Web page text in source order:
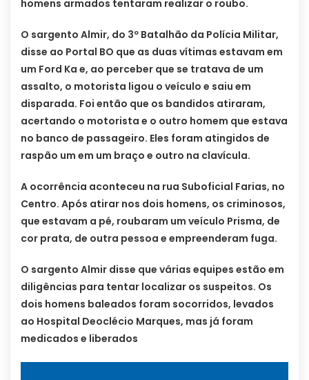
homens armados tentaram realizar o roubo.
O sargento Almir, do 3º Batalhão da Polícia Militar,
disse ao Portal BO que as duas vítimas estavam em
um Ford Ka e, ao perceber que se tratava de um
assalto, o motorista ligou o veículo e saiu em
disparada. Foi então que os bandidos atiraram,
acertando o motorista e o outro homem que estava
no banco de passageiro. Eles foram atingidos de
raspão um em um braço e outro na clavícula.
A ocorrência aconteceu na rua Suboficial Farias, no
Centro. Após atirar nos dois homens, os criminosos,
que estavam a pé, roubaram um veículo Prisma, de
cor prata, de outra pessoa e empreenderam fuga.
O sargento Almir disse que várias equipes estão em
diligências para tentar localizar os suspeitos. Os
dois homens baleados foram socorridos, levados
ao Hospital Deoclécio Marques, mas já foram
medicados e liberados